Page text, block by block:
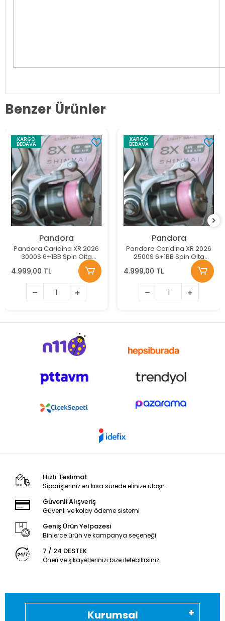
Benzer Ürünler
KARGO
BEDAVA
Pandora
Pandora Caridina XR 2026
3000S 6+1BB Spin Olta
4.999,00 TL
KARGO
BEDAVA
Pandora
Pandora Caridina XR 2026
2500S 6+1BB Spin Olta
4.999,00 TL
Hızlı Teslimat
Siparişleriniz en kısa sürede elinize ulaşır.
Güvenli Alışveriş
Güvenli ve kolay ödeme sistemi
Geniş Ürün Yelpazesi
Binlerce ürün ve kampanya seçeneği
7 / 24 DESTEK
Öneri ve şikayetlerinizi bize iletebilirsiniz.
Kurumsal